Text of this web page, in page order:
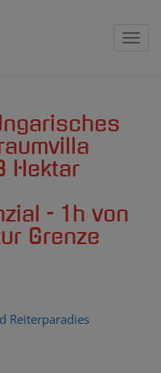
Hektar
- 1h von
Grenze